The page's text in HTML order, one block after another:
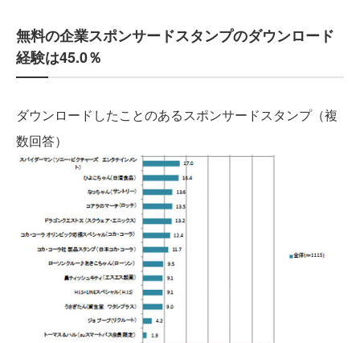
無料の企業スポンサードスタンプのダウンロード
経験は45.0％
ダウンロードしたことのあるスポンサードスタンプ（複
数回答）